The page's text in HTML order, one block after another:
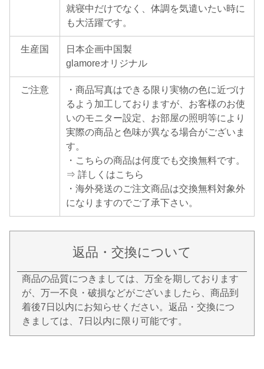
就寝中だけでなく、体調を気遣いたい時に
も大活躍です。
生産国
日本企画中国製
glamoreオリジナル
ご注意
・商品写真はできる限り実物の色に近づけ
るよう加工しておりますが、お客様のお使
いのモニター設定、お部屋の照明等により
実際の商品と色味が異なる場合がございま
す。
・こちらの商品は何度でも交換無料です。
⇒ 詳しくはこちら
・海外発送のご注文商品は交換無料対象外
になりますのでご了承下さい。
返品・交換について
商品の品質につきましては、万全を期しております
が、万一不良・破損などがございましたら、商品到
着後7日以内にお知らせください。返品・交換につ
きましては、7日以内に限り可能です。